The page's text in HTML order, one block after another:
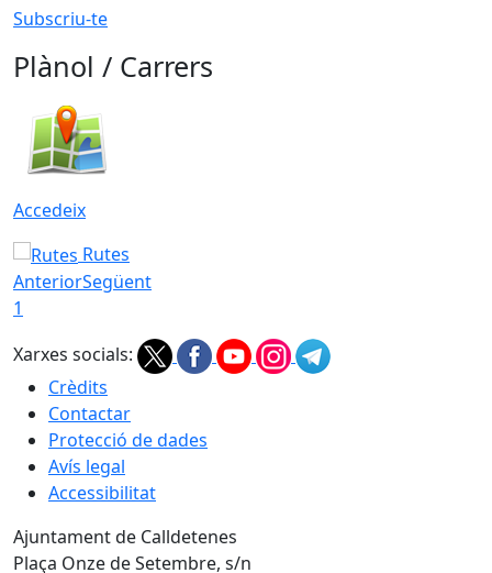
Subscriu-te
Plànol / Carrers
Accedeix
Rutes
AnteriorSegüent
1
Xarxes socials:
Crèdits
Contactar
Protecció de dades
Avís legal
Accessibilitat
Ajuntament de Calldetenes
Plaça Onze de Setembre, s/n